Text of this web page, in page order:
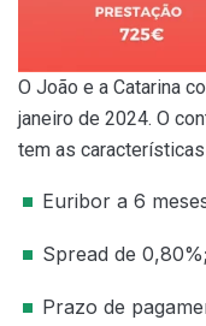
O João e a Catarina
janeiro de 2024. O
tem as
Euribor a 6
Spread de 0,80%;
Prazo de